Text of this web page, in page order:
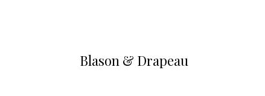
Blason & Drapeau